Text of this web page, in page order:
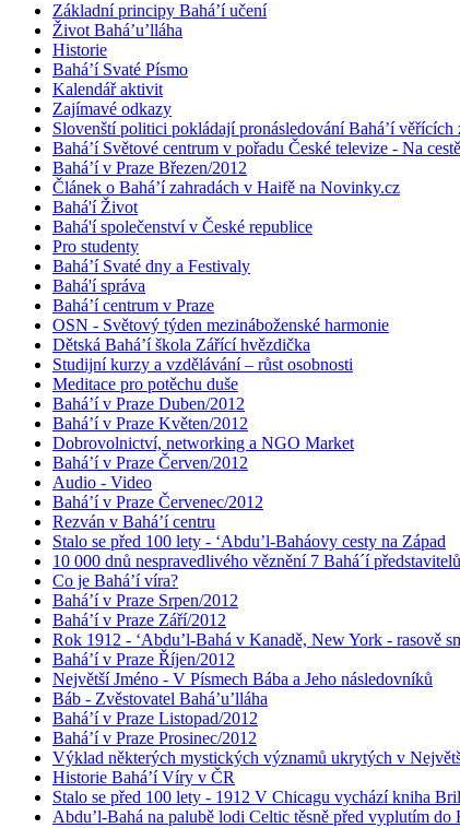
Základní principy Bahá’í učení
Život Bahá’u’lláha
Historie
Bahá’í Svaté Písmo
Kalendář aktivit
Zajímavé odkazy
Slovenští politici pokládají pronásledování Bahá’í věřících
Bahá’í Světové centrum v pořadu České televize - Na cestě
Bahá’í v Praze Březen/2012
Článek o Bahá’í zahradách v Haifě na Novinky.cz
Bahá'í Život
Bahá'í společenství v České republice
Pro studenty
Bahá’í Svaté dny a Festivaly
Bahá'í správa
Bahá’í centrum v Praze
OSN - Světový týden mezináboženské harmonie
Dětská Bahá’í škola Zářící hvězdička
Studijní kurzy a vzdělávání – růst osobnosti
Meditace pro potěchu duše
Bahá’í v Praze Duben/2012
Bahá’í v Praze Květen/2012
Dobrovolnictví, networking a NGO Market
Bahá’í v Praze Červen/2012
Audio - Video
Bahá’í v Praze Červenec/2012
Rezván v Bahá’í centru
Stalo se před 100 lety - ‘Abdu’l-Baháovy cesty na Západ
10 000 dnů nespravedlivého věznění 7 Bahá´í
Co je Bahá’í víra?
Bahá’í v Praze Srpen/2012
Bahá’í v Praze Září/2012
Rok 1912 - ‘Abdu’l-Bahá v Kanadě, New York - rasově
Bahá’í v Praze Říjen/2012
Největší Jméno - V Písmech Bába a Jeho následovníků
Báb - Zvěstovatel Bahá’u’lláha
Bahá’í v Praze Listopad/2012
Bahá’í v Praze Prosinec/2012
Výklad některých mystických významů ukrytých v
Historie Bahá’í Víry v ČR
Stalo se před 100 lety - 1912 V Chicagu vychází kniha
Abdu’l-Bahá na palubě lodi Celtic těsně před vyplutím